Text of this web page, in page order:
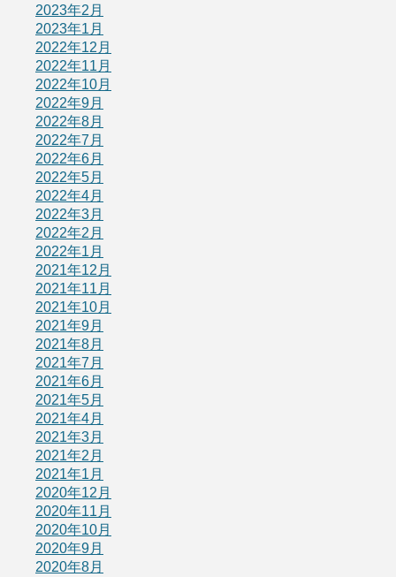
2023年2月
2023年1月
2022年12月
2022年11月
2022年10月
2022年9月
2022年8月
2022年7月
2022年6月
2022年5月
2022年4月
2022年3月
2022年2月
2022年1月
2021年12月
2021年11月
2021年10月
2021年9月
2021年8月
2021年7月
2021年6月
2021年5月
2021年4月
2021年3月
2021年2月
2021年1月
2020年12月
2020年11月
2020年10月
2020年9月
2020年8月